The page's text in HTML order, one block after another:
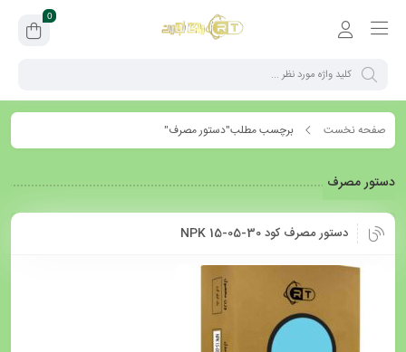
0
صفحه نخست برچسب مطلب"دستور مصرف"
دستور مصرف
دستور مصرف کود NPK 15-05-30